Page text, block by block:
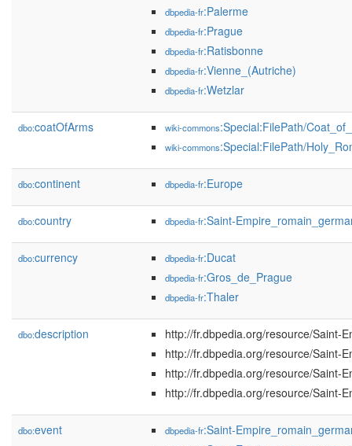
dbpedia-fr:Palerme
dbpedia-fr:Prague
dbpedia-fr:Ratisbonne
dbpedia-fr:Vienne_(Autriche)
dbpedia-fr:Wetzlar
dbo:coatOfArms wiki-commons:Special:FilePath/
wiki-commons:Special:FilePath/
dbo:continent dbpedia-fr:Europe
dbo:country dbpedia-fr:Saint-
dbo:currency dbpedia-fr:Ducat
dbpedia-fr:Gros_de_Prague
dbpedia-fr:Thaler
dbo:description
http://fr.dbpedia.org/resource/Saint-
http://fr.dbpedia.org/resource/Saint-
http://fr.dbpedia.org/resource/Saint-
http://fr.dbpedia.org/resource/Saint-
dbo:event dbpedia-fr:Saint-